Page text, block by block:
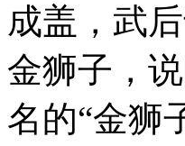
成盖，武
金狮子，
名的“金狮